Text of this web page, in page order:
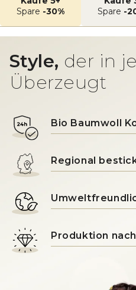
Spare -30%
Spare -
Style, der in
Überzeugt
Bio Baumwoll
Regional
Produktion